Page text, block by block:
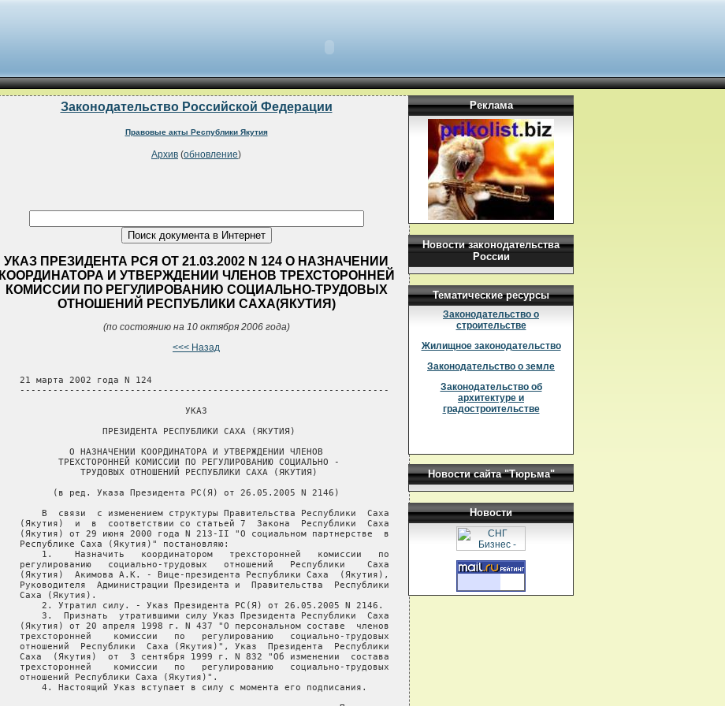
Законодательство Российской Федерации
Правовые акты Республики Якутия
Архив (обновление)
УКАЗ ПРЕЗИДЕНТА РСЯ ОТ 21.03.2002 N 124 О НАЗНАЧЕНИИ
КООРДИНАТОРА И УТВЕРЖДЕНИИ ЧЛЕНОВ ТРЕХСТОРОННЕЙ
КОМИССИИ ПО РЕГУЛИРОВАНИЮ СОЦИАЛЬНО-ТРУДОВЫХ
ОТНОШЕНИЙ РЕСПУБЛИКИ САХА(ЯКУТИЯ)
(по состоянию на 10 октября 2006 года)
<<< Назад
   21 марта 2002 года N 124
   -------------------------------------------------------------------
                                 УКАЗ
                  ПРЕЗИДЕНТА РЕСПУБЛИКИ САХА (ЯКУТИЯ)
            О НАЗНАЧЕНИИ КООРДИНАТОРА И УТВЕРЖДЕНИИ ЧЛЕНОВ
          ТРЕХСТОРОННЕЙ КОМИССИИ ПО РЕГУЛИРОВАНИЮ СОЦИАЛЬНО -
              ТРУДОВЫХ ОТНОШЕНИЙ РЕСПУБЛИКИ САХА (ЯКУТИЯ)
         (в ред. Указа Президента РС(Я) от 26.05.2005 N 2146)
       В  связи  с изменением структуры Правительства Республики  Саха
   (Якутия)  и  в  соответствии со статьей 7  Закона  Республики  Саха
   (Якутия) от 29 июня 2000 года N 213-II "О социальном партнерстве  в
   Республике Саха (Якутия)" постановляю:
       1.    Назначить   координатором   трехсторонней   комиссии   по
   регулированию   социально-трудовых   отношений   Республики    Саха
   (Якутия)  Акимова А.К. - Вице-президента Республики Саха  (Якутия),
   Руководителя  Администрации Президента и  Правительства  Республики
   Саха (Якутия).
       2. Утратил силу. - Указ Президента РС(Я) от 26.05.2005 N 2146.
       3.  Признать  утратившими силу Указ Президента Республики  Саха
   (Якутия) от 20 апреля 1998 г. N 437 "О персональном составе  членов
   трехсторонней    комиссии   по   регулированию   социально-трудовых
   отношений  Республики  Саха (Якутия)", Указ  Президента  Республики
   Саха  (Якутия)  от  3 сентября 1999 г. N 832 "Об изменении  состава
   трехсторонней    комиссии   по   регулированию   социально-трудовых
   отношений Республики Саха (Якутия)".
       4. Настоящий Указ вступает в силу с момента его подписания.
Реклама
Новости законодательства
России
Тематические ресурсы
Законодательство о
строительстве
Жилищное законодательство
Законодательство о земле
Законодательство об
архитектуре и
градостроительстве
Новости сайта "Тюрьма"
Новости